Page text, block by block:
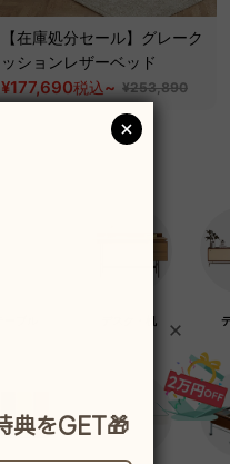
【在庫処分セール】グレーク
ッションレザーベッド
¥177,690税込~ ¥253,890
デスク・机